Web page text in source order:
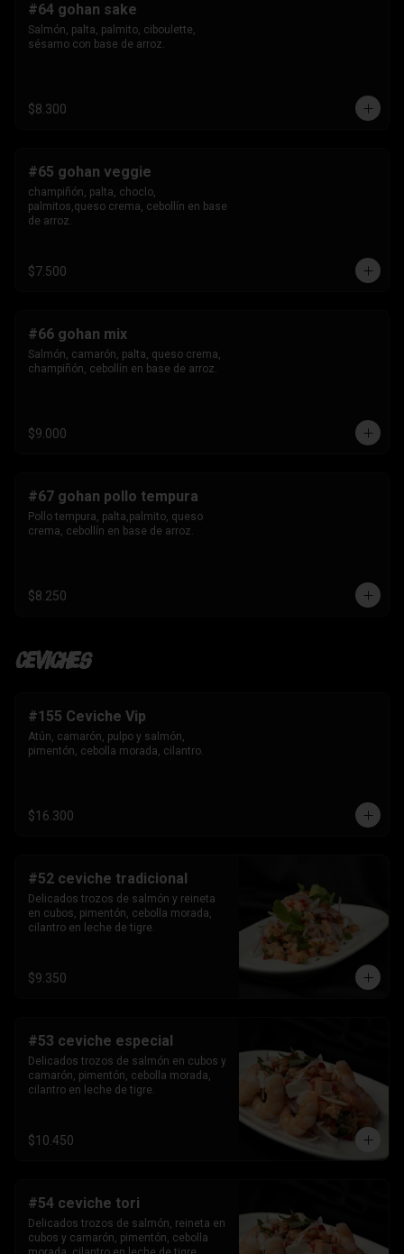
#64 gohan sake
Salmón, palta, palmito, ciboulette,
sésamo con base de arroz.
$8.300
#65 gohan veggie
champiñón, palta, choclo,
palmitos,queso crema, cebollín en base
de arroz.
$7.500
#66 gohan mix
Salmón, camarón, palta, queso crema,
champiñón, cebollín en base de arroz.
$9.000
#67 gohan pollo tempura
Pollo tempura, palta,palmito, queso
crema, cebollín en base de arroz.
$8.250
Ceviches
#155 Ceviche Vip
Atún, camarón, pulpo y salmón,
pimentón, cebolla morada, cilantro.
$16.300
#52 ceviche tradicional
Delicados trozos de salmón y reineta
en cubos, pimentón, cebolla morada,
cilantro en leche de tigre.
$9.350
#53 ceviche especial
Delicados trozos de salmón en cubos y
camarón, pimentón, cebolla morada,
cilantro en leche de tigre.
$10.450
#54 ceviche tori
Delicados trozos de salmón, reineta en
cubos y camarón, pimentón, cebolla